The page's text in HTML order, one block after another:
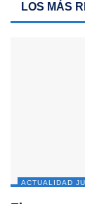
LOS MÁS
ACTUALIDAD